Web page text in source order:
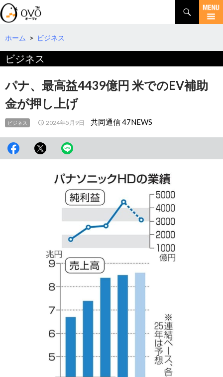
検
索
コ
テ
へ
動
ホーム > ビジネス
ビジネス
パナ、最高益4439億円 米でのEV補助
金が押し上げ
ビジネス 2024年5月9日 共同通信 47NEWS